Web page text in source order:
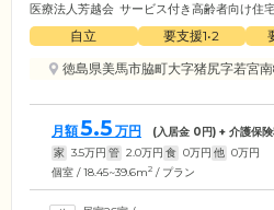
医療法人芳越会 サービス付き高齢者向け住
自立 要支援1•2
徳島県美馬市脇町大字猪尻字若宮
月額5.5 万円 (入居金 0円) + 介護保
家 3.5万円 管 2.0万円 食 0万円 他 0万円
個室 / 18.45~39.6m2 / プラン